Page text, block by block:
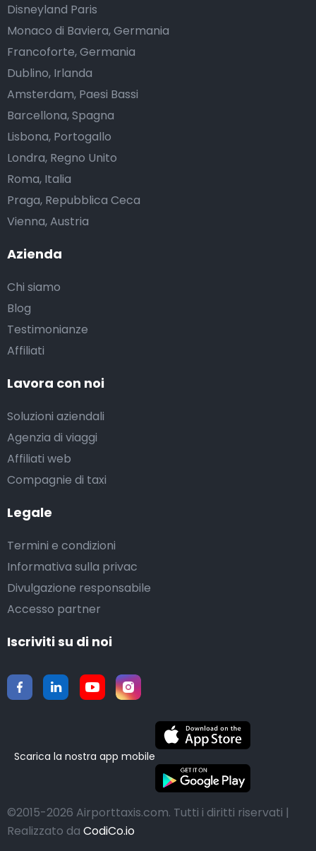
Azienda
Chi siamo
Blog
Testimonianze
Affiliati
Lavora con noi
Soluzioni aziendali
Agenzia di viaggi
Affiliati web
Compagnie di taxi
Legale
Termini e condizioni
Informativa sulla privac
Divulgazione responsabile
Accesso partner
Disneyland Paris
Monaco di Baviera, Germania
Francoforte, Germania
Dublino, Irlanda
Amsterdam, Paesi Bassi
Barcellona, Spagna
Lisbona, Portogallo
Londra, Regno Unito
Roma, Italia
Praga, Repubblica Ceca
Vienna, Austria
Iscriviti su di noi
Scarica la nostra app mobile
©2015-2026 Airporttaxis.com. Tutti i diritti riservati |
Realizzato da CodiCo.io